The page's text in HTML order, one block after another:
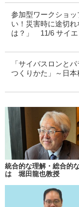
参加型ワークショ
い！災害時に途切
は？」 11/6 サイエ
「サイバスロンと
つくりかた」～日
統合的な理解・総合的
は 堀田龍也教授